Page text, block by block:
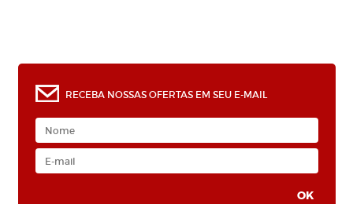
RECEBA NOSSAS OFERTAS EM SEU E-MAIL